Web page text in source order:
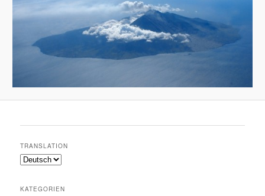
TRANSLATION
KATEGORIEN